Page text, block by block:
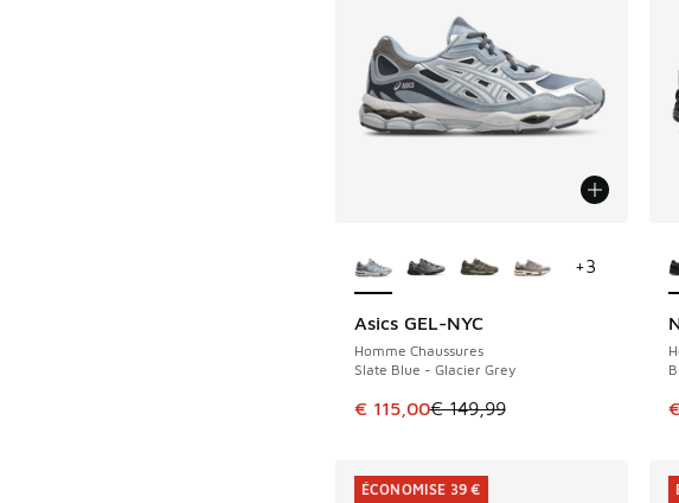
Asics GEL-NYC
Homme Chaussures
Slate Blue - Glacier Grey
Cet article est en promotion. Prix en
€ 115,00€ 149,99
ÉCONOMISE 34 €
+3
ÉCONOMISE 39 €